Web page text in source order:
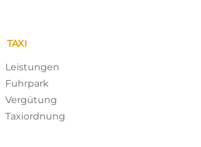
TAXI
Leistungen
Fuhrpark
Vergütung
Taxiordnung